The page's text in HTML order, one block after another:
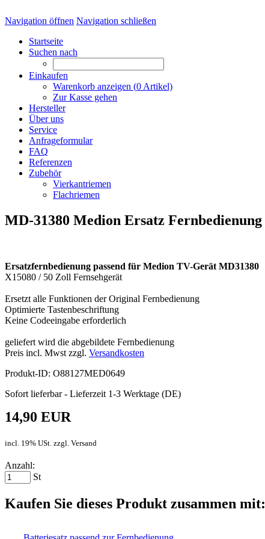
Navigation öffnen Navigation schließen
Startseite
Suchen nach
Einkaufen
Warenkorb anzeigen (0 Artikel)
Zur Kasse gehen
Hersteller
Über uns
Service
Anfrageformular
FAQ
Referenzen
Zubehör
Vierkantriemen
Flachriemen
MD-31380 Medion Ersatz Fernbedienung
Ersatzfernbedienung passend für Medion TV-Gerät MD31380
X15080 / 50 Zoll Fernsehgerät
Ersetzt alle Funktionen der Original Fernbedienung
Optimierte Tastenbeschriftung
Keine Codeeingabe erforderlich
geliefert wird die abgebildete Fernbedienung
Preis incl. Mwst zzgl. Versandkosten
Produkt-ID: O88127MED0649
Sofort lieferbar - Lieferzeit 1-3 Werktage (DE)
14,90 EUR
incl. 19% USt. zzgl. Versand
Anzahl:
St
Kaufen Sie dieses Produkt zusammen mit: